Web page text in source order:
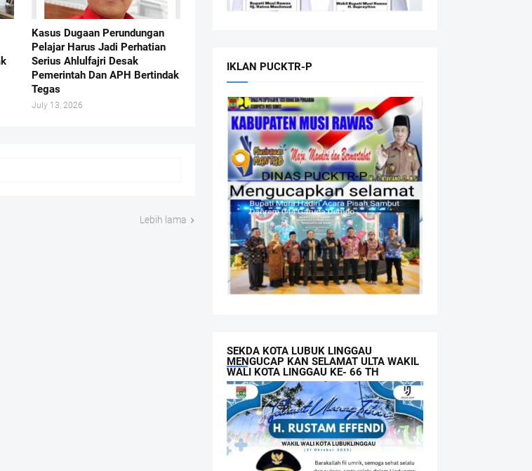
Kasus Dugaan Perundungan
Pelajar Harus Jadi Perhatian
Serius Ahlulfajri Desak
Pemerintah Dan APH Bertindak
Tegas
July 13, 2026
Lebih lama
IKLAN PUCKTR-P
SEKDA KOTA LUBUK LINGGAU
MENGUCAP KAN SELAMAT ULTA WAKIL
WALI KOTA LINGGAU KE- 66 TH